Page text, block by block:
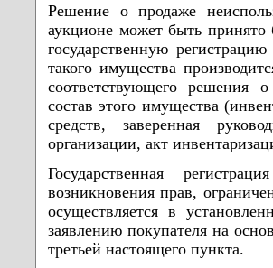
Решение о продаже
аукционе может быть принято
государственную
такого имущества
соответствующего решения
состав этого имущества
средств, заверенная
организации, акт
Государственная
возникновения прав,
осуществляется в
заявлению покупателя на
третьей настоящего пункта.